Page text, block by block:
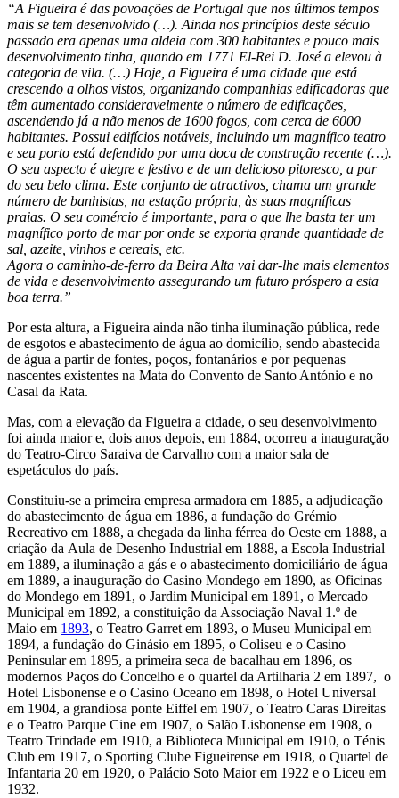
“A Figueira é das povoações de Portugal que nos últimos tempos
mais se tem desenvolvido (…). Ainda nos princípios deste século
passado era apenas uma aldeia com 300 habitantes e pouco mais
desenvolvimento tinha, quando em 1771 El-Rei D. José a elevou à
categoria de vila. (…) Hoje, a Figueira é uma cidade que está
crescendo a olhos vistos, organizando companhias edificadoras que
têm aumentado consideravelmente o número de edificações,
ascendendo já a não menos de 1600 fogos, com cerca de 6000
habitantes. Possui edifícios notáveis, incluindo um magnífico teatro
e seu porto está defendido por uma doca de construção recente (…).
O seu aspecto é alegre e festivo e de um delicioso pitoresco, a par
do seu belo clima. Este conjunto de atractivos, chama um grande
número de banhistas, na estação própria, às suas magníficas
praias. O seu comércio é importante, para o que lhe basta ter um
magnífico porto de mar por onde se exporta grande quantidade de
sal, azeite, vinhos e cereais, etc.
Agora o caminho-de-ferro da Beira Alta vai dar-lhe mais elementos
de vida e desenvolvimento assegurando um futuro próspero a esta
boa terra.”
Por esta altura, a Figueira ainda não tinha iluminação pública, rede
de esgotos e abastecimento de água ao domicílio, sendo abastecida
de água a partir de fontes, poços, fontanários e por pequenas
nascentes existentes na Mata do Convento de Santo António e no
Casal da Rata.
Mas, com a elevação da Figueira a cidade, o seu desenvolvimento
foi ainda maior e, dois anos depois, em 1884, ocorreu a inauguração
do Teatro-Circo Saraiva de Carvalho com a maior sala de
espetáculos do país.
Constituiu-se a primeira empresa armadora em 1885, a adjudicação
do abastecimento de água em 1886, a fundação do Grémio
Recreativo em 1888, a chegada da linha férrea do Oeste em 1888, a
criação da Aula de Desenho Industrial em 1888, a Escola Industrial
em 1889, a iluminação a gás e o abastecimento domiciliário de água
em 1889, a inauguração do Casino Mondego em 1890, as Oficinas
do Mondego em 1891, o Jardim Municipal em 1891, o Mercado
Municipal em 1892, a constituição da Associação Naval 1.º de
Maio em 1893, o Teatro Garret em 1893, o Museu Municipal em
1894, a fundação do Ginásio em 1895, o Coliseu e o Casino
Peninsular em 1895, a primeira seca de bacalhau em 1896, os
modernos Paços do Concelho e o quartel da Artilharia 2 em 1897, o
Hotel Lisbonense e o Casino Oceano em 1898, o Hotel Universal
em 1904, a grandiosa ponte Eiffel em 1907, o Teatro Caras Direitas
e o Teatro Parque Cine em 1907, o Salão Lisbonense em 1908, o
Teatro Trindade em 1910, a Biblioteca Municipal em 1910, o Ténis
Club em 1917, o Sporting Clube Figueirense em 1918, o Quartel de
Infantaria 20 em 1920, o Palácio Soto Maior em 1922 e o Liceu em
1932.